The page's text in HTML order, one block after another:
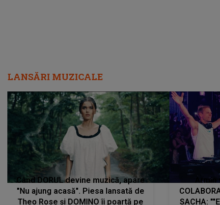
LANSĂRI MUZICALE
Când DORUL devine muzică, apare
"Nu ajung acasă". Piesa lansată de
Theo Rose și DOMINO îi poartă pe
SACHA: